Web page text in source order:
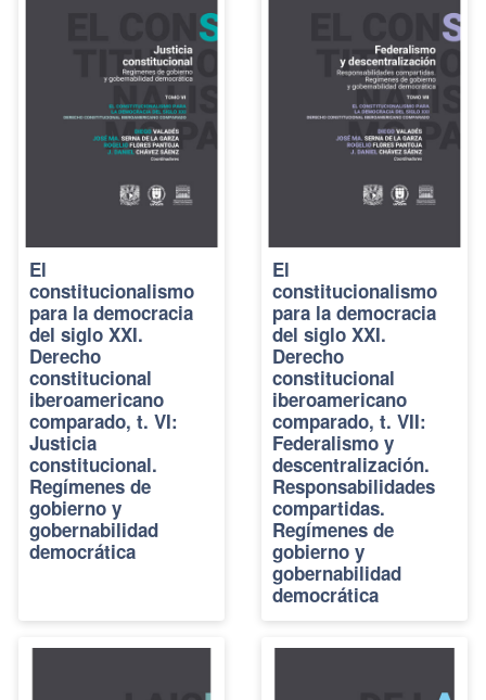
El
constitucionalismo
para la democracia
del siglo XXI.
Derecho
constitucional
iberoamericano
comparado, t. VI:
Justicia
constitucional.
Regímenes de
gobierno y
gobernabilidad
democrática
El
constitucionalismo
para la democracia
del siglo XXI.
Derecho
constitucional
iberoamericano
comparado, t. VII:
Federalismo y
descentralización.
Responsabilidades
compartidas.
Regímenes de
gobierno y
gobernabilidad
democrática